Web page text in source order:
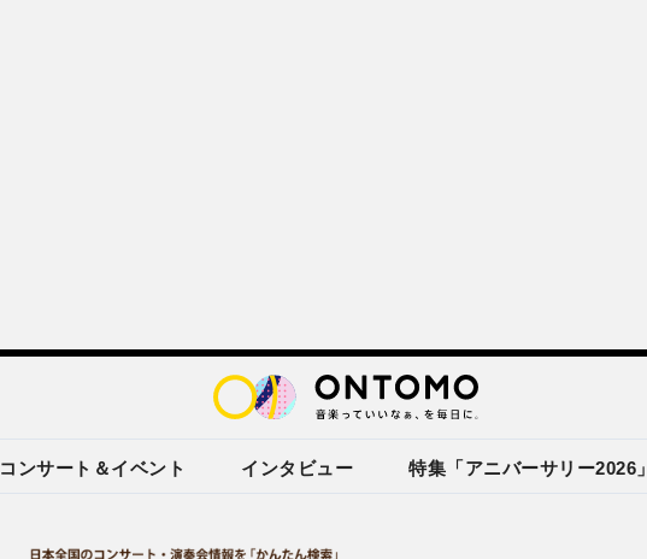
コンサート＆イベント インタビュー 特集「アニバーサリー2026」